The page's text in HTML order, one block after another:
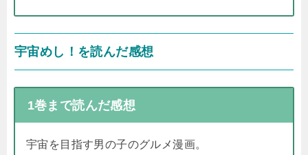
宇宙めし！を読んだ感想
1巻まで読んだ感想
宇宙を目指す男の子のグルメ漫画。